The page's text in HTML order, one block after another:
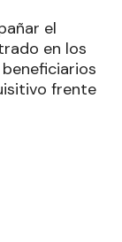
el
en los
frente